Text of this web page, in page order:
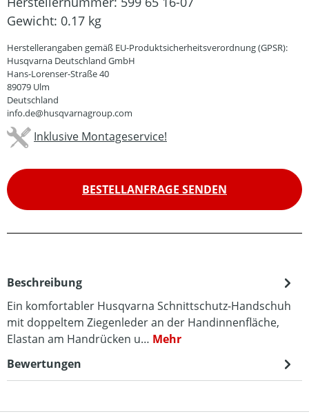
Gewicht: 0.17 kg
Herstellerangaben gemäß EU-Produktsicherheitsverordnung (GPSR):
Husqvarna Deutschland GmbH
Hans-Lorenser-Straße 40
89079 Ulm
Deutschland
info.de@husqvarnagroup.com
Inklusive Montageservice!
BESTELLANFRAGE SENDEN
Beschreibung
Ein komfortabler Husqvarna Schnittschutz-Handschuh
mit doppeltem Ziegenleder an der Handinnenfläche,
Elastan am Handrücken u… Mehr
Bewertungen